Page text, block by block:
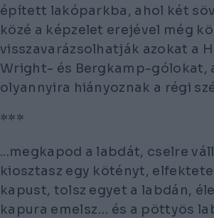
épített lakóparkba, ahol két
közé a képzelet erejével még
visszavarázsolhatják azokat a
Wright- és Bergkamp-gólokat,
olyannyira hiányoznak a régi
***
...megkapod a labdát, cselre
kiosztasz egy kötényt,
kapust, tolsz egyet a labdán,
kapura emelsz… és a pöttyös